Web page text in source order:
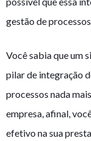
gestão de
Você sabia que um
pilar de integração
processos nada
empresa, afinal,
efetivo na sua